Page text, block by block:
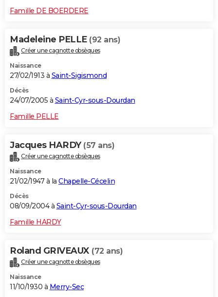
Famille DE BOERDERE
Madeleine PELLE (92 ans)
Créer une cagnotte obsèques
Naissance
27/02/1913 à Saint-Sigismond
Décès
24/07/2005 à Saint-Cyr-sous-Dourdan
Famille PELLE
Jacques HARDY (57 ans)
Créer une cagnotte obsèques
Naissance
21/02/1947 à la Chapelle-Cécelin
Décès
08/09/2004 à Saint-Cyr-sous-Dourdan
Famille HARDY
Roland GRIVEAUX (72 ans)
Créer une cagnotte obsèques
Naissance
11/10/1930 à Merry-Sec